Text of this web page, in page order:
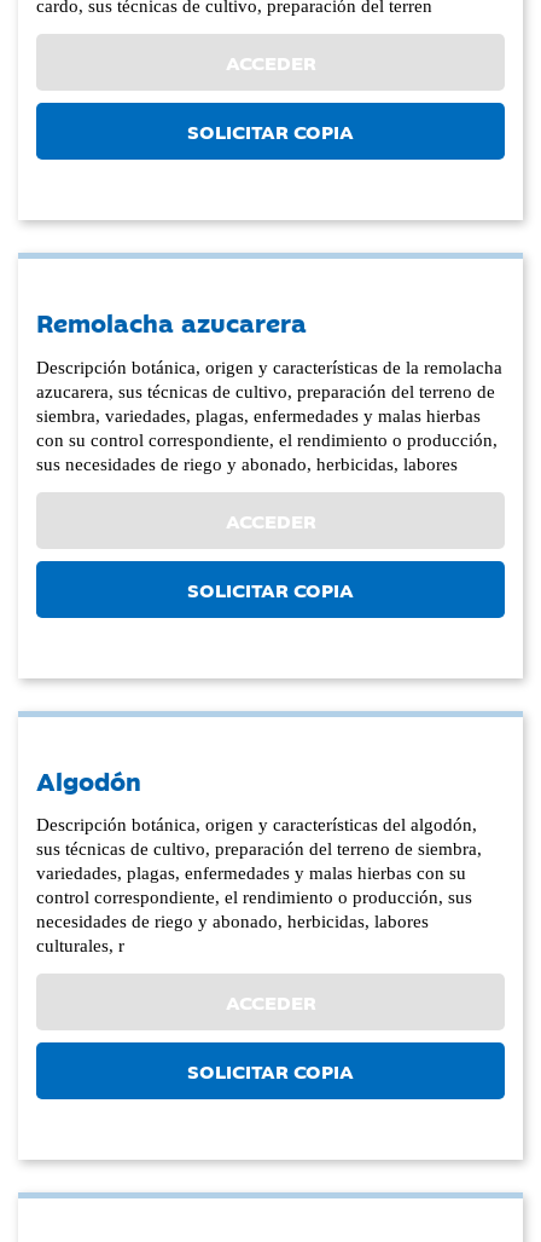
cardo, sus técnicas de cultivo, preparación del terren
ACCEDER
SOLICITAR COPIA
Remolacha azucarera
Descripción botánica, origen y características de la remolacha
azucarera, sus técnicas de cultivo, preparación del terreno de
siembra, variedades, plagas, enfermedades y malas hierbas
con su control correspondiente, el rendimiento o producción,
sus necesidades de riego y abonado, herbicidas, labores
ACCEDER
SOLICITAR COPIA
Algodón
Descripción botánica, origen y características del algodón,
sus técnicas de cultivo, preparación del terreno de siembra,
variedades, plagas, enfermedades y malas hierbas con su
control correspondiente, el rendimiento o producción, sus
necesidades de riego y abonado, herbicidas, labores
culturales, r
ACCEDER
SOLICITAR COPIA